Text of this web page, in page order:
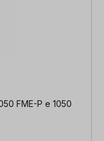
FME-P e 1050